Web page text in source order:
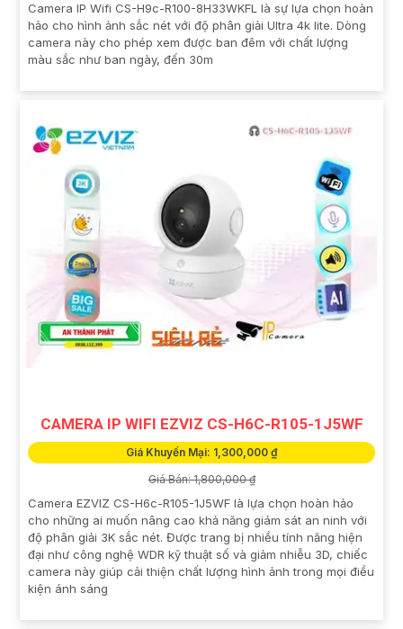
Camera IP Wifi CS-H9c-R100-8H33WKFL là sự lựa chọn hoàn
hảo cho hình ảnh sắc nét với độ phân giải Ultra 4k lite. Dòng
camera này cho phép xem được ban đêm với chất lượng
màu sắc như ban ngày, đến 30m
CAMERA IP WIFI EZVIZ CS-H6C-R105-1J5WF
Giá Khuyến Mại: 1,300,000 ₫
Giá Bán: 1,800,000 ₫
Camera EZVIZ CS-H6c-R105-1J5WF là lựa chọn hoàn hảo
cho những ai muốn nâng cao khả năng giám sát an ninh với
độ phân giải 3K sắc nét. Được trang bị nhiều tính năng hiện
đại như công nghệ WDR kỹ thuật số và giảm nhiễu 3D, chiếc
camera này giúp cải thiện chất lượng hình ảnh trong mọi điều
kiện ánh sáng